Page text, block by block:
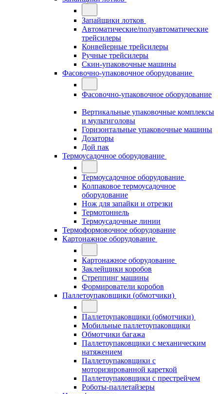
Запайщики лотков
Автоматические/полуавтоматические
трейсилеры
Конвейерные трейсилеры
Ручные трейсилеры
Скин-упаковочные машины
Фасовочно-упаковочное оборудование
Фасовочно-упаковочное оборудование
Вертикальные упаковочные комплексы
и мультиголовы
Горизонтальные упаковочные машины
Дозаторы
Дой пак
Термоусадочное оборудование
Термоусадочное оборудование
Колпаковое термоусадочное
оборудование
Нож для запайки и отрезки
Термотоннель
Термоусадочные линии
Термоформовочное оборудование
Картонажное оборудование
Картонажное оборудование
Заклейщики коробов
Стреппинг машины
Формирователи коробов
Паллетоупаковщики (обмотчики)
Паллетоупаковщики (обмотчики)
Мобильные паллетоупаковщики
Обмотчики багажа
Паллетоупаковщики с механическим
натяжением
Паллетоупаковщики с
моторизированной кареткой
Паллетоупаковщики с престрейчем
Роботы-паллетайзеры